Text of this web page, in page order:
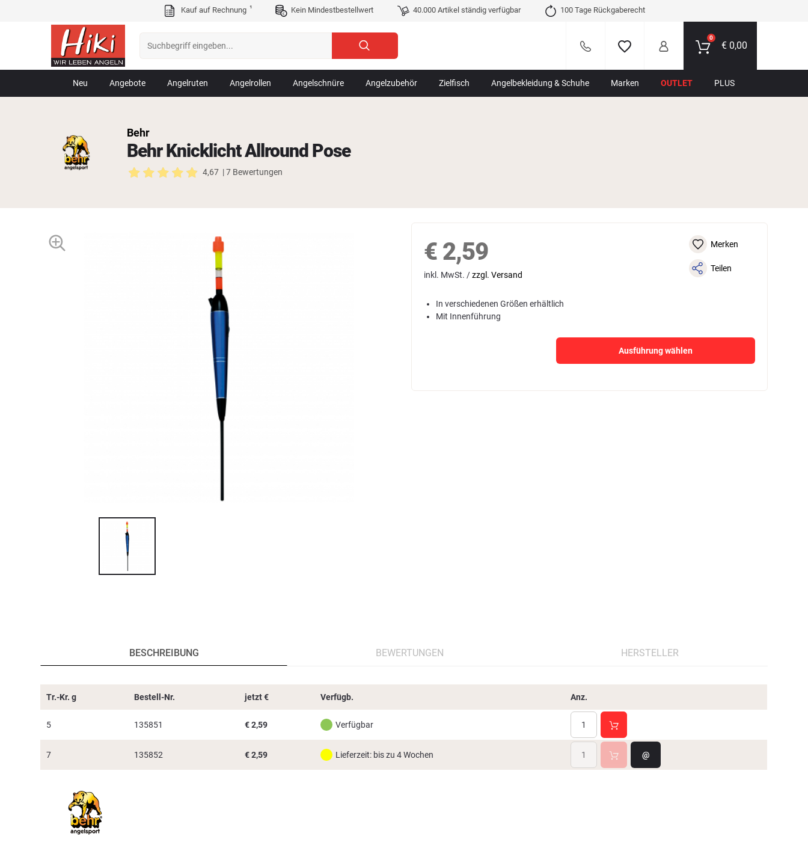
Kauf auf Rechnung ¹ Kein Mindestbestellwert 40.000 Artikel ständig verfügbar 100 Tage Rückgaberecht
0
€0,00
Neu Angebote Angelruten Angelrollen Angelschnüre Angelzubehör Zielfisch Angelbekleidung & Schuhe Marken OUTLET PLUS
Behr Knicklicht Allround Pose
Behr
4,67 | 7 Bewertungen
€ 2,59
inkl. MwSt. /zzgl. Versand
Merken
Teilen
In verschiedenen Größen erhältlich
Mit Innenführung
Ausführung wählen
BESCHREIBUNG BEWERTUNGEN HERSTELLER
Tr.-Kr. g Bestell-Nr. jetzt€ Verfügb. Anz.
5 135851 €2,59 Verfügbar
7 135852 €2,59 Lieferzeit: bis zu 4 Wochen @